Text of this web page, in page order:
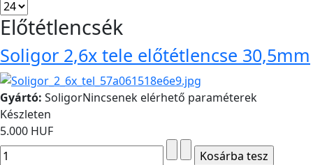
Előtétlencsék
Soligor 2,6x tele előtétlencse 30,5mm
Gyártó: SoligorNincsenek elérhető paraméterek
Készleten
5.000 HUF